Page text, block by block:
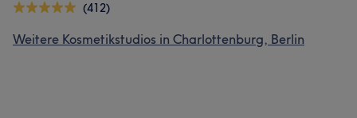
(412)
Weitere Kosmetikstudios in Charlottenburg, Berlin